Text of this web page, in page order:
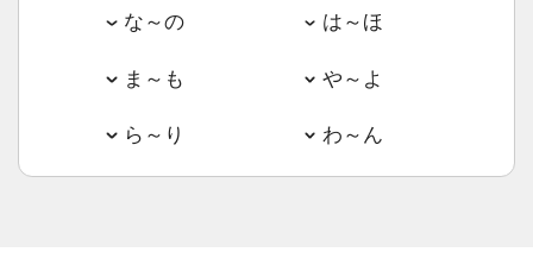
な～の は～ほ
ま～も や～よ
ら～り わ～ん